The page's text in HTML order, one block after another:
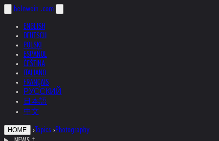
helnwein .com
ENGLISH
DEUTSCH
POLSKI
ESPAÑOL
ČEŠTINA
ITALIANO
FRANÇAIS
РУССКИЙ
日本語
中文
HOME › Topics ›Photography